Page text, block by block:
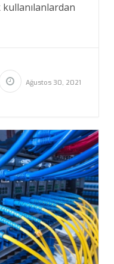
kullanılanlardan
Ağustos 30, 2021